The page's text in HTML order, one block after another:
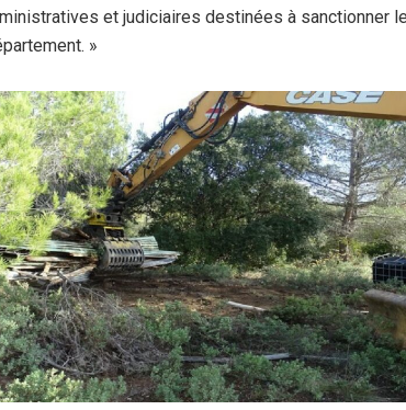
et judiciaires destinées à sanctionner
»